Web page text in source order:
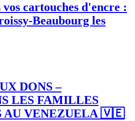
cartouches d'encre :
Beaubourg les
DONS –
LES FAMILLES
AU VENEZUELA 🇻🇪